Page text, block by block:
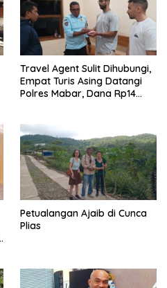
Travel Agent Sulit Dihubungi,
Empat Turis Asing Datangi
Polres Mabar, Dana Rp14
Petualangan Ajaib di Cunca
Plias